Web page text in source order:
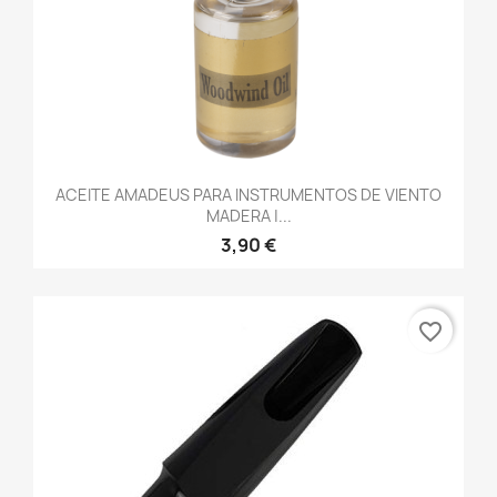
ACEITE AMADEUS PARA INSTRUMENTOS DE VIENTO
MADERA |...
3,90 €
favorite_border